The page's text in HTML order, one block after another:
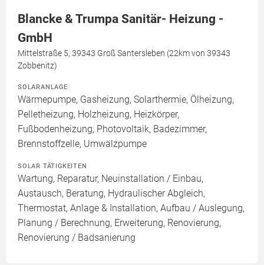
Blancke & Trumpa Sanitär- Heizung -
GmbH
Mittelstraße 5, 39343 Groß Santersleben (22km von 39343
Zobbenitz)
SOLARANLAGE
Wärmepumpe, Gasheizung, Solarthermie, Ölheizung,
Pelletheizung, Holzheizung, Heizkörper,
Fußbodenheizung, Photovoltaik, Badezimmer,
Brennstoffzelle, Umwälzpumpe
SOLAR TÄTIGKEITEN
Wartung, Reparatur, Neuinstallation / Einbau,
Austausch, Beratung, Hydraulischer Abgleich,
Thermostat, Anlage & Installation, Aufbau / Auslegung,
Planung / Berechnung, Erweiterung, Renovierung,
Renovierung / Badsanierung